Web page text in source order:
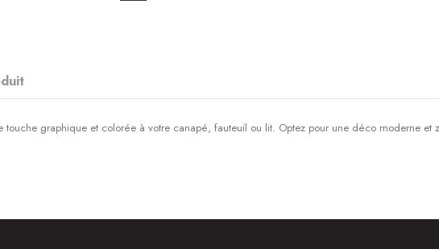
touche graphique et colorée à votre canapé, fauteuil ou lit. Optez pour une déco moderne